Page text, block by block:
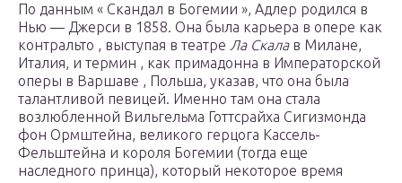
По данным « Скандал в Богемии », Адлер родился в
Нью — Джерси в 1858. Она была карьера в опере как
контральто , выступая в театре Ла Скалав Милане,
Италия, и термин , как примадонна в Императорской
оперы в Варшаве , Польша, указав, что она была
талантливой певицей. Именно там она стала
возлюбленной Вильгельма Готтсрайха Сигизмонда
фон Ормштейна, великого герцога Кассель-
Фельштейна и короля Богемии (тогда еще
наследного принца), который некоторое время